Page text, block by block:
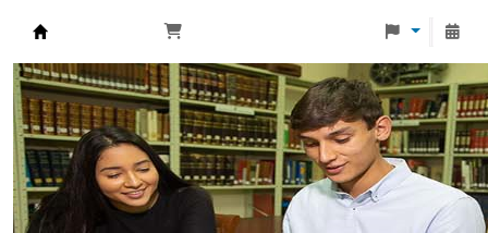
Biblioteca Universidad Monteávila